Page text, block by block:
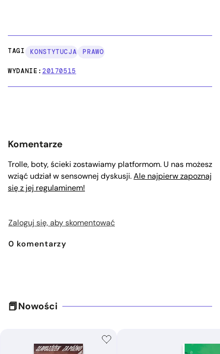
TAGI: KONSTYTUCJA PRAWO
WYDANIE:20170515
Komentarze
Trolle, boty, ścieki zostawiamy platformom. U nas możesz
wziąć udział w sensownej dyskusji.Ale najpierw zapoznaj
się z jej regulaminem!
Zaloguj się, aby skomentować
0 komentarzy
Nowości